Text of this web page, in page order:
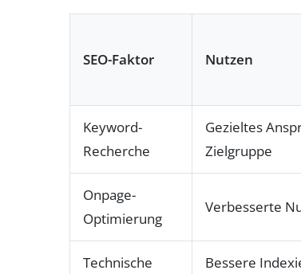
SEO-Faktor Nutzen
Keyword-
Recherche
Gezieltes
Zielgruppe
Onpage-
Optimierung
Verbesserte
Technische Bessere